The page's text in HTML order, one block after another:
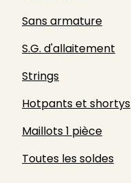
Sans armature
S.G. d'allaitement
Strings
Hotpants et shortys
Maillots 1 pièce
Toutes les soldes